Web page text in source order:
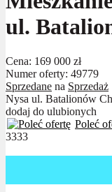
ul.
Cena: 169 000 zł
Numer oferty: 49779
Sprzedane na Sprzedaż
Nysa ul. Batalionów
dodaj do ulubionych
Poleć
3333